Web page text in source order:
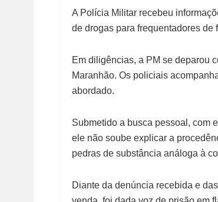
A Polícia Militar recebeu
de drogas para frequentadores de
Em diligências, a PM se deparou
Maranhão. Os policiais
abordado.
Submetido a busca pessoal, com
ele não soube explicar a
pedras de substância análoga à
Diante da denúncia recebida e